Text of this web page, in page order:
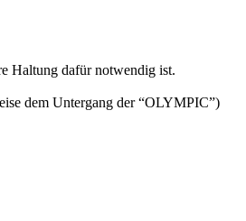
Haltung dafür notwendig ist.
dem Untergang der “OLYMPIC”)